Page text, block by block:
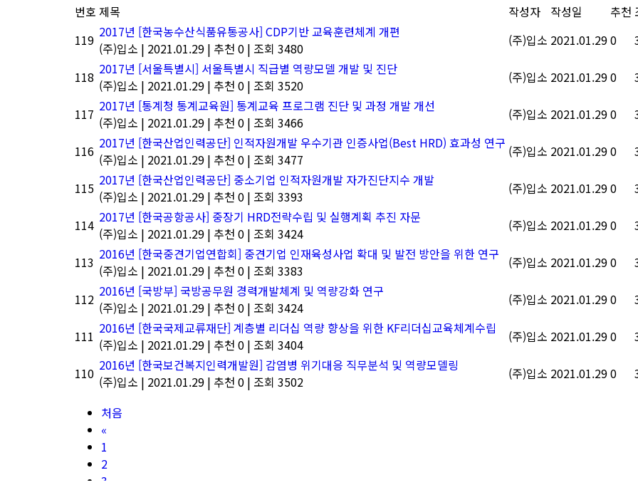
번호 제목 작성자 작성일 추천
119 2017년 [한국농수산식품유통공사] CDP기반 교육훈련체계 개편
(주)입소 | 2021.01.29 | 추천 0 | 조회 3480 (주)입소 2021.01.290
118 2017년 [서울특별시] 서울특별시 직급별 역량모델 개발 및 진단
(주)입소 | 2021.01.29 | 추천 0 | 조회 3520 (주)입소 2021.01.290
117 2017년 [통계청 통계교육원] 통계교육 프로그램 진단 및 과정 개발 개선
(주)입소 | 2021.01.29 | 추천 0 | 조회 3466 (주)입소 2021.01.290
116 2017년 [한국산업인력공단] 인적자원개발 우수기관 인증사업(Best HRD) 효과성 연구
(주)입소 | 2021.01.29 | 추천 0 | 조회 3477 (주)입소 2021.01.290
115 2017년 [한국산업인력공단] 중소기업 인적자원개발 자가진단지수 개발
(주)입소 | 2021.01.29 | 추천 0 | 조회 3393 (주)입소 2021.01.290
114 2017년 [한국공항공사] 중장기 HRD전략수립 및 실행계획 추진 자문
(주)입소 | 2021.01.29 | 추천 0 | 조회 3424 (주)입소 2021.01.290
113 2016년 [한국중견기업연합회] 중견기업 인재육성사업 확대 및 발전 방안을 위한 연구
(주)입소 | 2021.01.29 | 추천 0 | 조회 3383 (주)입소 2021.01.290
112 2016년 [국방부] 국방공무원 경력개발체계 및 역량강화 연구
(주)입소 | 2021.01.29 | 추천 0 | 조회 3424 (주)입소 2021.01.290
111 2016년 [한국국제교류재단] 계층별 리더십 역량 향상을 위한 KF리더십교육체계수립
(주)입소 | 2021.01.29 | 추천 0 | 조회 3404 (주)입소 2021.01.290
110 2016년 [한국보건복지인력개발원] 감염병 위기대응 직무분석 및 역량모델링
(주)입소 | 2021.01.29 | 추천 0 | 조회 3502 (주)입소 2021.01.290
처음
«
1
2
3